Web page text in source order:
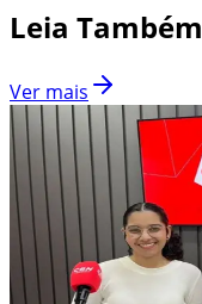
Leia Também
Ver mais